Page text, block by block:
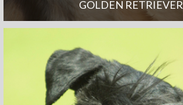
GOLDEN RETRIEVER